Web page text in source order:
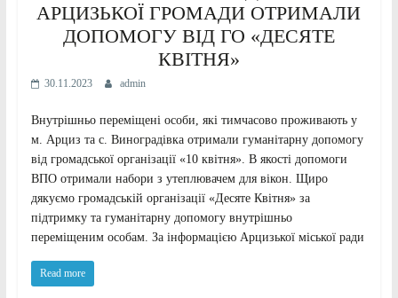
АРЦИЗЬКОЇ ГРОМАДИ ОТРИМАЛИ
ДОПОМОГУ ВІД ГО «ДЕСЯТЕ
КВІТНЯ»
30.11.2023 admin
Внутрішньо переміщені особи, які тимчасово проживають у
м. Арциз та с. Виноградівка отримали гуманітарну допомогу
від громадської організації «10 квітня». В якості допомоги
ВПО отримали набори з утеплювачем для вікон. Щиро
дякуємо громадській організації «Десяте Квітня» за
підтримку та гуманітарну допомогу внутрішньо
переміщеним особам. За інформацією Арцизької міської ради
Read more